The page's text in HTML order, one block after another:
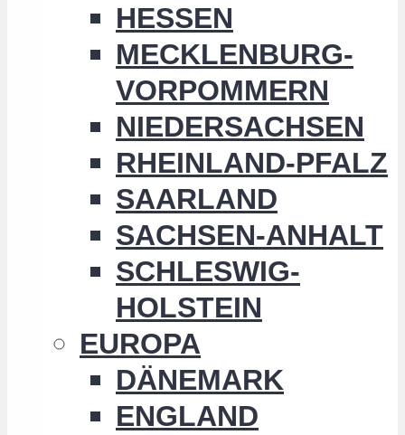
HESSEN
MECKLENBURG-
VORPOMMERN
NIEDERSACHSEN
RHEINLAND-PFALZ
SAARLAND
SACHSEN-ANHALT
SCHLESWIG-
HOLSTEIN
EUROPA
DÄNEMARK
ENGLAND